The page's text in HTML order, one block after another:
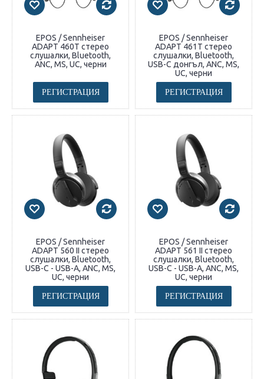
EPOS / Sennheiser
ADAPT 460T стерео
слушалки, Bluetooth,
ANC, MS, UC, черни
РЕГИСТРАЦИЯ
EPOS / Sennheiser
ADAPT 461T стерео
слушалки, Bluetooth,
USB-C донгъл, ANC, MS,
UC, черни
РЕГИСТРАЦИЯ
EPOS / Sennheiser
ADAPT 560 II стерео
слушалки, Bluetooth,
USB-C - USB-A, ANC, MS,
UC, черни
РЕГИСТРАЦИЯ
EPOS / Sennheiser
ADAPT 561 II стерео
слушалки, Bluetooth,
USB-C - USB-A, ANC, MS,
UC, черни
РЕГИСТРАЦИЯ